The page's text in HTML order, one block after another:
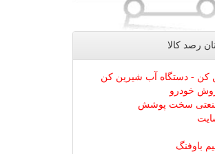
رصد كالا
کن - دستگاه آب شیرین کن
خودرو
سخت پوشش
باوفنگ